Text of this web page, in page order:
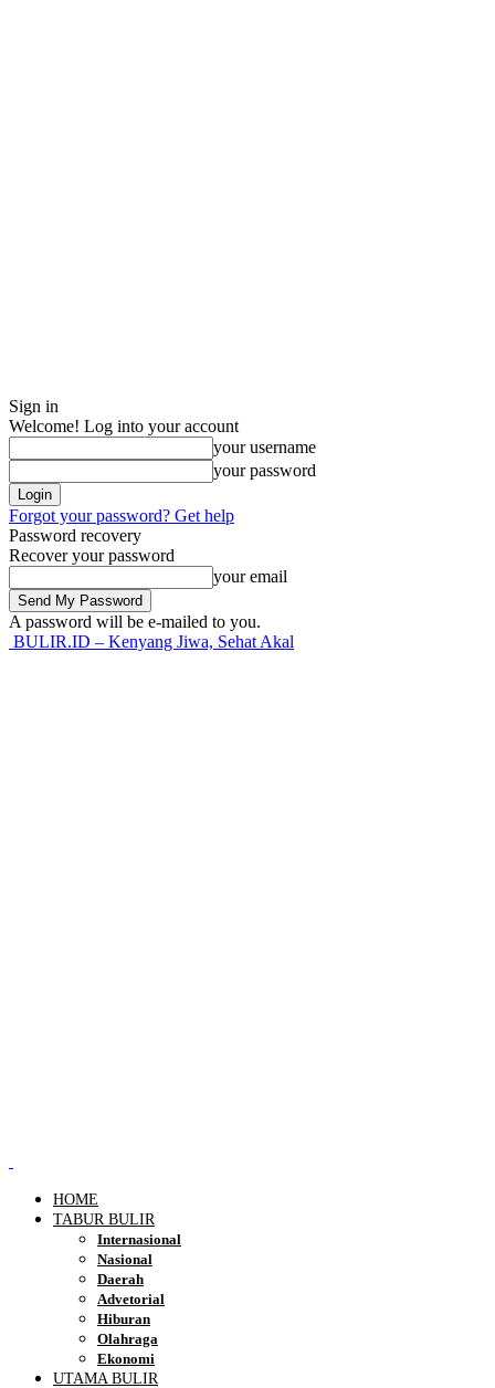
Sign in
Welcome! Log into your account
your username
your password
Forgot your password? Get help
Password recovery
Recover your password
your email
A password will be e-mailed to you.
BULIR.ID – Kenyang Jiwa, Sehat Akal
HOME
TABUR BULIR
Internasional
Nasional
Daerah
Advetorial
Hiburan
Olahraga
Ekonomi
UTAMA BULIR